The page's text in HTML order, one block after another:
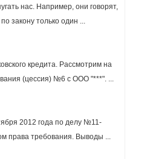
нас. Например, они говорят,
закону только один ...
кредита. Рассмотрим на
(цессия) №6 с ООО "***". ...
2012 года по делу №11-
права требования. Выводы ...